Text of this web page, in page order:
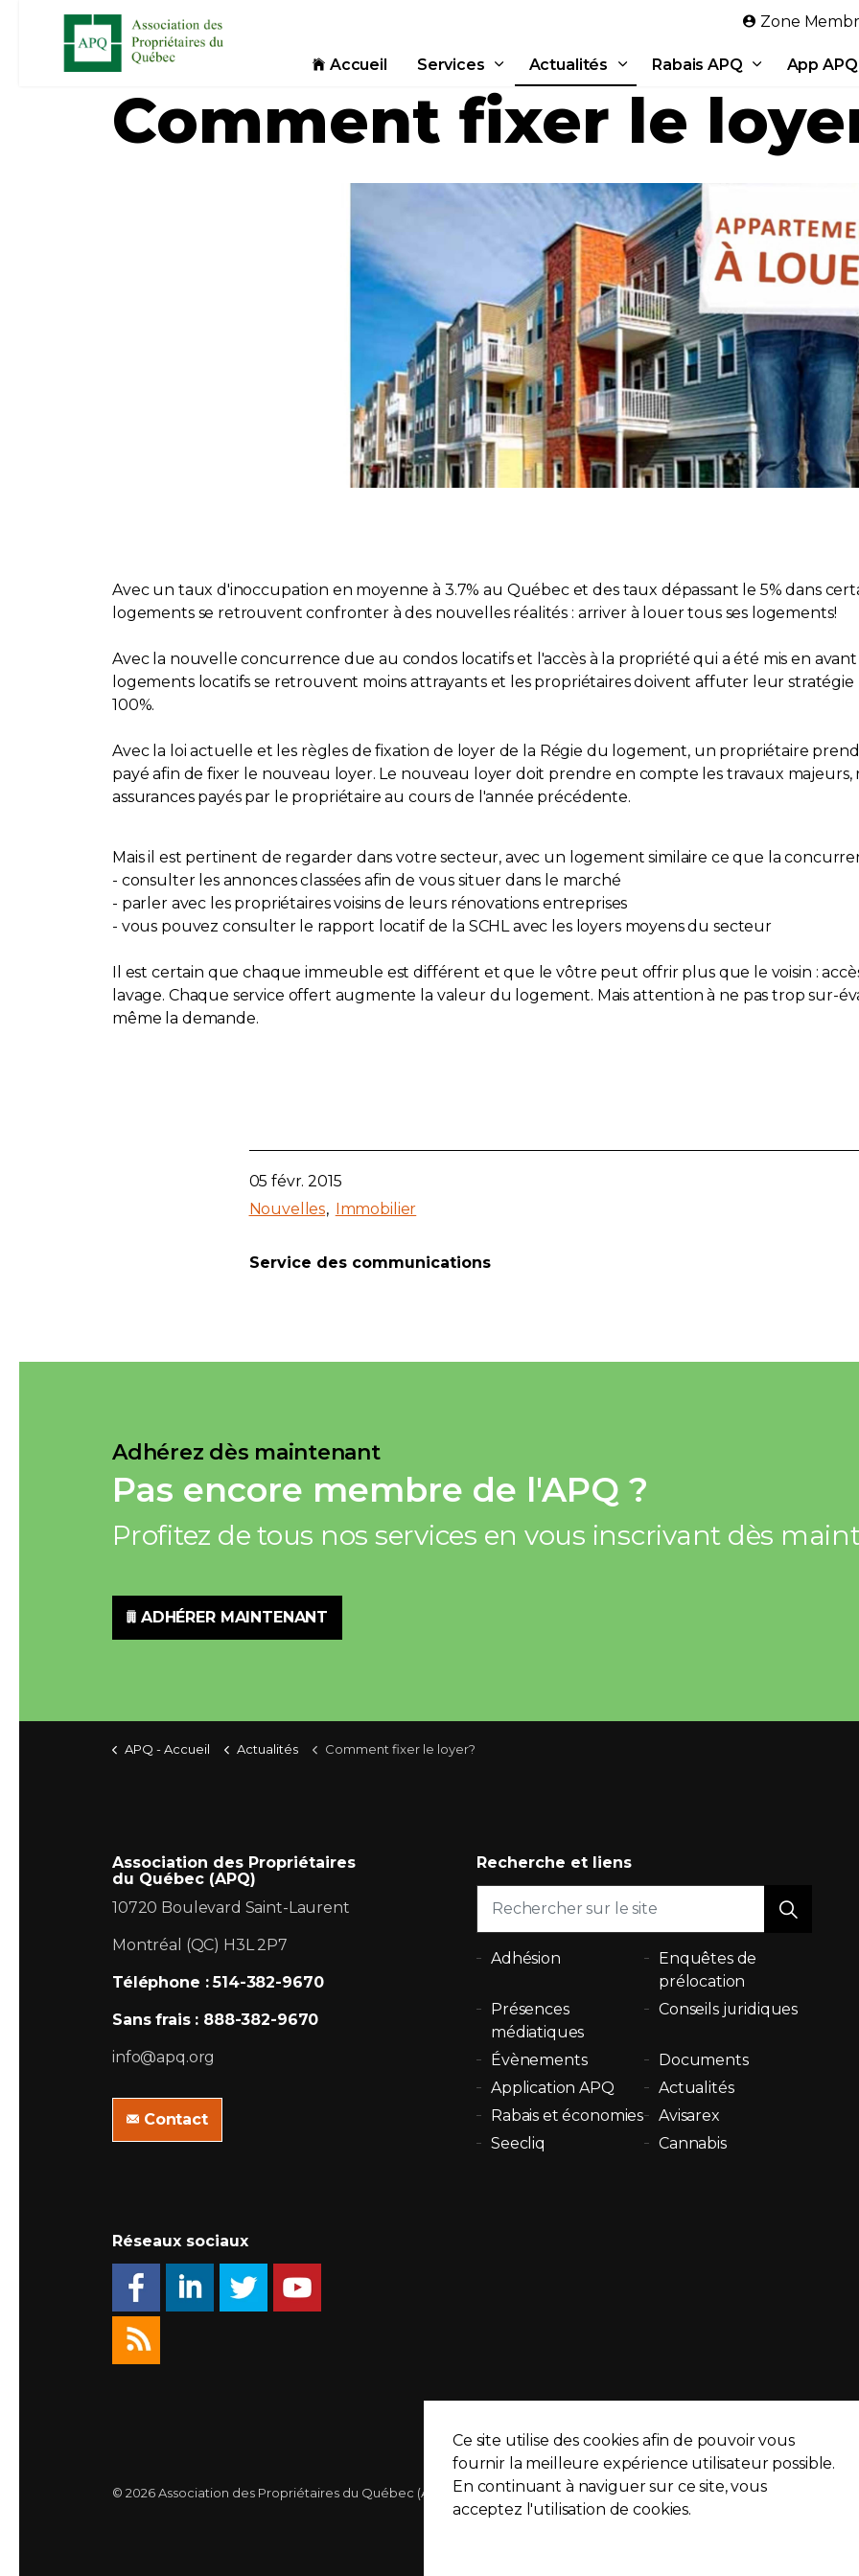
Accueil Services Actualités Rabais APQ App APQ
Zone
Comment fixer le
Avec un taux d'inoccupation en moyenne à 3.7% au Québec et des taux dépassant le 5% dans
logements se retrouvent confronter à des nouvelles réalités : arriver à louer tous ses logements!
Avec la nouvelle concurrence due au condos locatifs et l'accès à la propriété qui a été mis en
logements locatifs se retrouvent moins attrayants et les propriétaires doivent affuter leur
100%.
Avec la loi actuelle et les règles de fixation de loyer de la Régie du logement, un propriétaire
payé afin de fixer le nouveau loyer. Le nouveau loyer doit prendre en compte les travaux
assurances payés par le propriétaire au cours de l'année précédente.
Mais il est pertinent de regarder dans votre secteur, avec un logement similaire ce que la
- consulter les annonces classées afin de vous situer dans le marché
- parler avec les propriétaires voisins de leurs rénovations entreprises
- vous pouvez consulter le rapport locatif de la SCHL avec les loyers moyens du secteur
Il est certain que chaque immeuble est différent et que le vôtre peut offrir plus que le voisin :
lavage. Chaque service offert augmente la valeur du logement. Mais attention à ne pas trop sur-
même la demande.
05 févr. 2015
Nouvelles
Immobilier
Service des communications
Adhérez dès maintenant
Pas encore membre de l'APQ ?
Profitez de tous nos services en vous inscrivant dès
ADHÉRER MAINTENANT
APQ - Accueil Actualités Comment fixer le loyer?
Association des Propriétaires
du Québec (APQ)
10720 Boulevard Saint-Laurent
Montréal (QC) H3L 2P7
Téléphone : 514-382-9670
Sans frais : 888-382-9670
info@apq.org
Contact
Recherche et liens
Adhésion
Enquêtes de
prélocation
Présences
médiatiques
Conseils juridiques
Évènements
Documents
Application APQ
Actualités
Rabais et économies
Avisarex
Seecliq
Cannabis
Réseaux sociaux
© 2026 Association des Propriétaires du Québec (APQ) Politique de confidentialité Plan du site
Ce site utilise des cookies afin de pouvoir vous
fournir la meilleure expérience utilisateur possible.
En continuant à naviguer sur ce site, vous
acceptez l'utilisation de cookies.